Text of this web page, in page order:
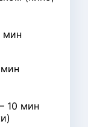
мин
10 мин